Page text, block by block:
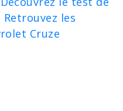
Retrouvez les
Cruze